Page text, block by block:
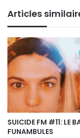
Articles
SUICIDE FM #11: LE
FUNAMBULES